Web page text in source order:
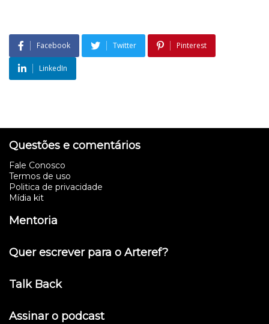
Facebook Twitter Pinterest
LinkedIn
Questões e comentários
Fale Conosco
Termos de uso
Politica de privacidade
Mídia kit
Mentoria
Quer escrever para o Arteref?
Talk Back
Assinar o podcast